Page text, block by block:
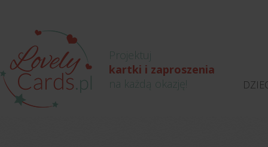
Projektuj
kartki i zaproszenia
na każdą okazję!